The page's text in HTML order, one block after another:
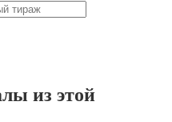
из этой